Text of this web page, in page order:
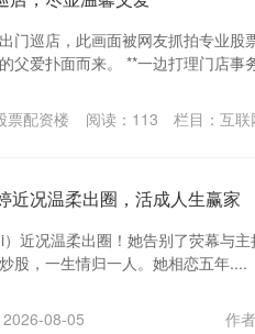
门巡店，此画面被网友抓拍专业股
父爱扑面而来。 **一边打理门店事
票配资楼 阅读： 113 栏目： 互联
近况温柔出圈，活成人生赢家
近况温柔出圈！她告别了荧幕与
股，一生情归一人。她相恋五年....
2026-08-05
作